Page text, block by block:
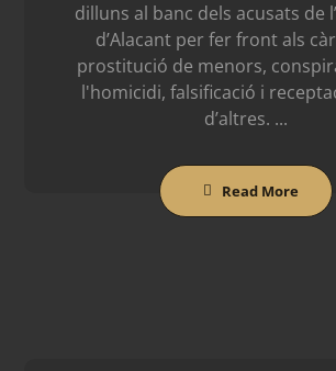
dilluns al banc dels acusats de
d’Alacant per fer front als
prostitució de menors,
l'homicidi, falsificació i
d’altres. ...
Read More